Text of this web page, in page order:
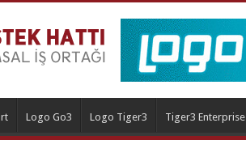
Logo Go3 Logo Tiger3 Tiger3 Enterprise